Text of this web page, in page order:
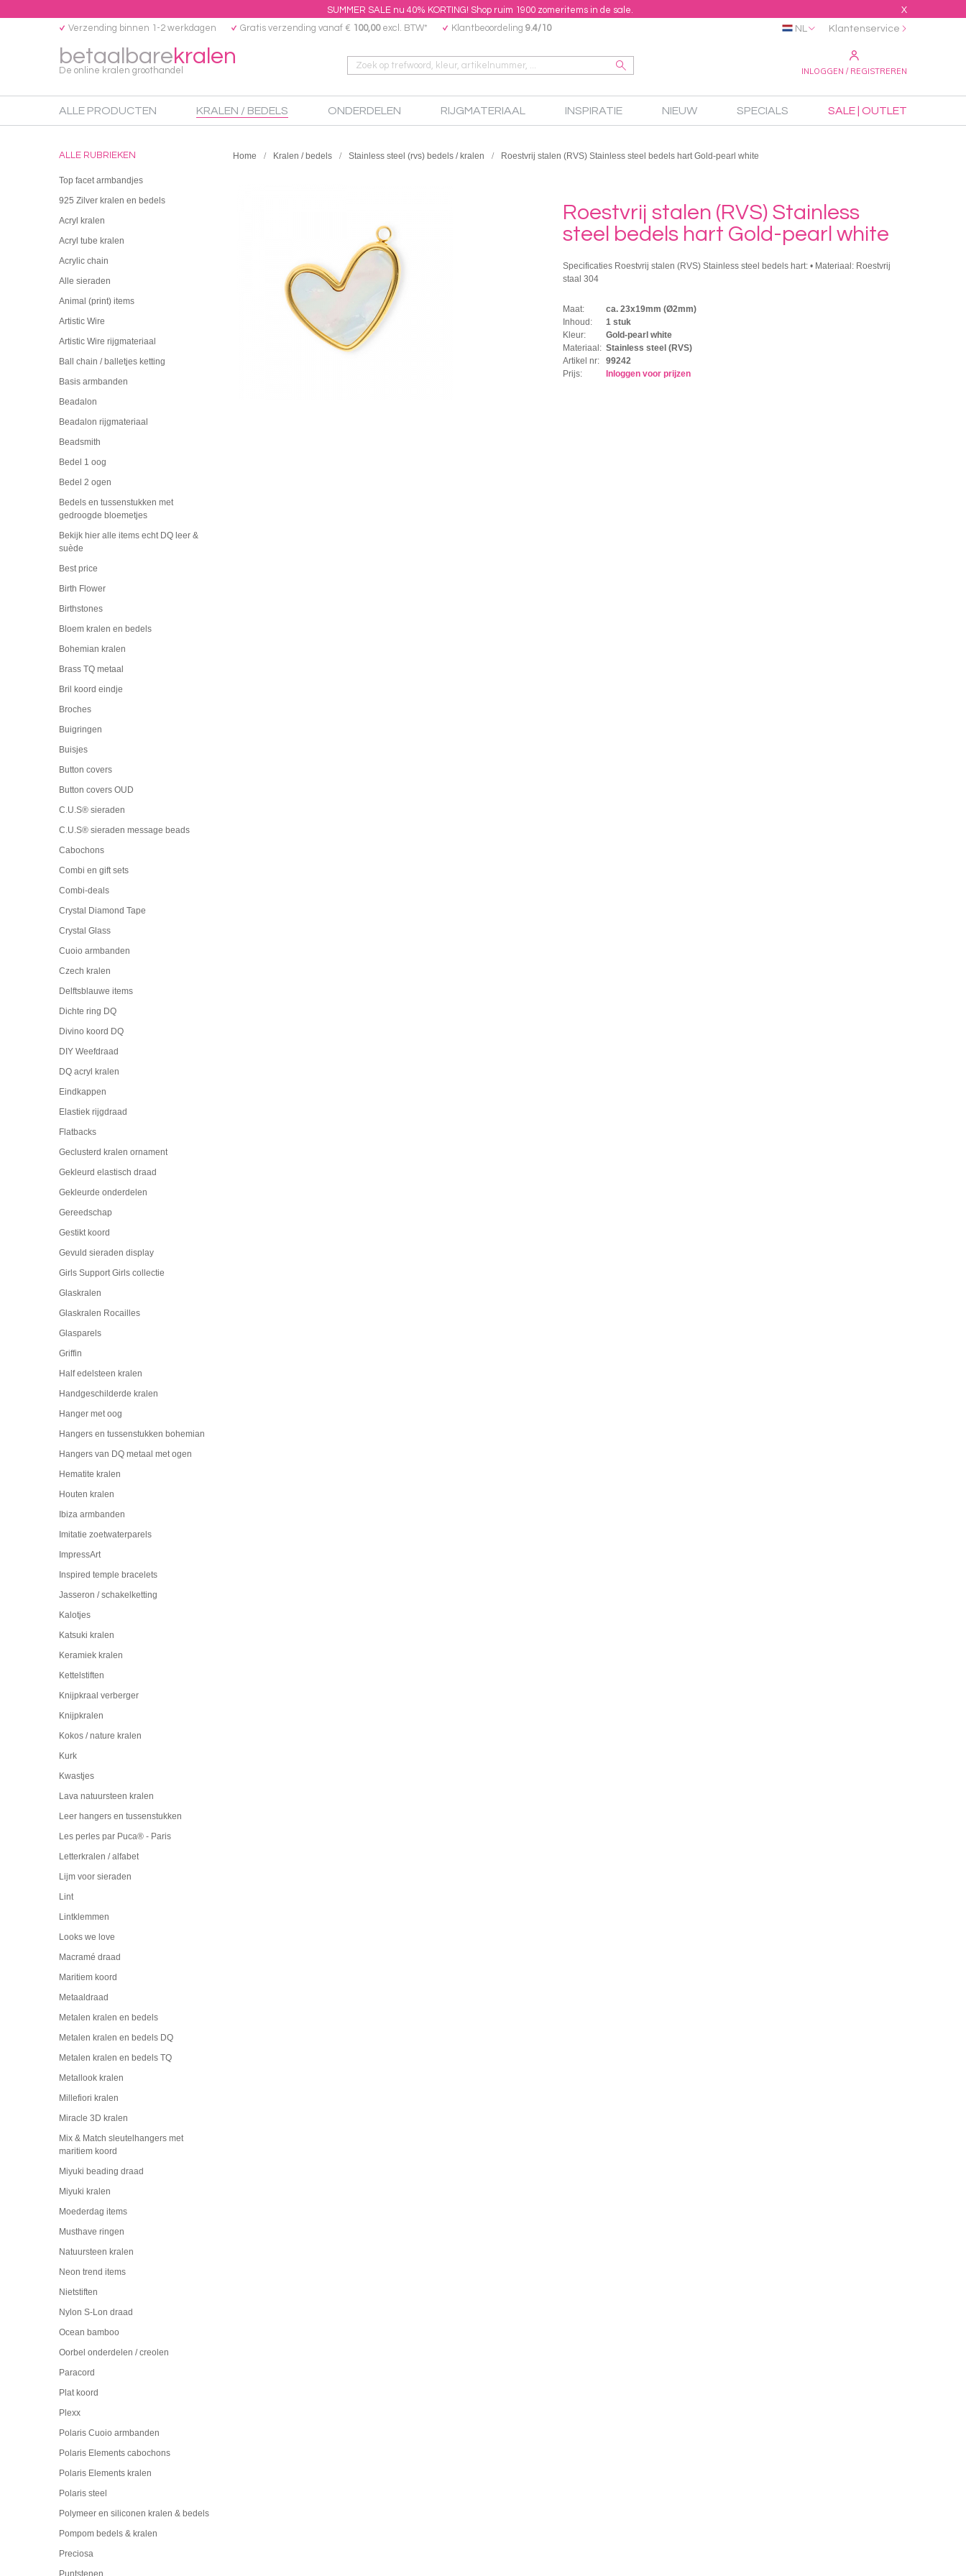
SUMMER SALE nu 40% KORTING! Shop ruim 1900 zomeritems in de sale. X
betaalbarekralen
De online kralen groothandel
Verzending binnen 1-2 werkdagen Gratis verzending vanaf € 100,00excl. BTW* Klantbeoordeling 9.4/10
INLOGGEN / REGISTREREN
NL Klantenservice
ALLE PRODUCTEN KRALEN / BEDELS ONDERDELEN RIJGMATERIAAL INSPIRATIE NIEUW SPECIALS SALE | OUTLET
ALLE RUBRIEKEN
Top facet armbandjes
925 Zilver kralen en bedels
Acryl kralen
Acryl tube kralen
Acrylic chain
Alle sieraden
Animal (print) items
Artistic Wire
Artistic Wire rijgmateriaal
Ball chain / balletjes ketting
Basis armbanden
Beadalon
Beadalon rijgmateriaal
Beadsmith
Bedel 1 oog
Bedel 2 ogen
Bedels en tussenstukken met
gedroogde bloemetjes
Bekijk hier alle items echt DQ leer &
suède
Best price
Birth Flower
Birthstones
Bloem kralen en bedels
Bohemian kralen
Brass TQ metaal
Bril koord eindje
Broches
Buigringen
Buisjes
Button covers
Button covers OUD
C.U.S® sieraden
C.U.S® sieraden message beads
Cabochons
Combi en gift sets
Combi-deals
Crystal Diamond Tape
Crystal Glass
Cuoio armbanden
Czech kralen
Delftsblauwe items
Dichte ring DQ
Divino koord DQ
DIY Weefdraad
DQ acryl kralen
Eindkappen
Elastiek rijgdraad
Flatbacks
Geclusterd kralen ornament
Gekleurd elastisch draad
Gekleurde onderdelen
Gereedschap
Gestikt koord
Gevuld sieraden display
Girls Support Girls collectie
Glaskralen
Glaskralen Rocailles
Glasparels
Griffin
Half edelsteen kralen
Handgeschilderde kralen
Hanger met oog
Hangers en tussenstukken bohemian
Hangers van DQ metaal met ogen
Hematite kralen
Houten kralen
Ibiza armbanden
Imitatie zoetwaterparels
ImpressArt
Inspired temple bracelets
Jasseron / schakelketting
Kalotjes
Katsuki kralen
Keramiek kralen
Kettelstiften
Knijpkraal verberger
Knijpkralen
Kokos / nature kralen
Kurk
Kwastjes
Lava natuursteen kralen
Leer hangers en tussenstukken
Les perles par Puca® - Paris
Letterkralen / alfabet
Lijm voor sieraden
Lint
Lintklemmen
Looks we love
Macramé draad
Maritiem koord
Metaaldraad
Metalen kralen en bedels
Metalen kralen en bedels DQ
Metalen kralen en bedels TQ
Metallook kralen
Millefiori kralen
Miracle 3D kralen
Mix & Match sleutelhangers met
maritiem koord
Miyuki beading draad
Miyuki kralen
Moederdag items
Musthave ringen
Natuursteen kralen
Neon trend items
Nietstiften
Nylon S-Lon draad
Ocean bamboo
Oorbel onderdelen / creolen
Paracord
Plat koord
Plexx
Polaris Cuoio armbanden
Polaris Elements cabochons
Polaris Elements kralen
Polaris steel
Polymeer en siliconen kralen & bedels
Pompom bedels & kralen
Preciosa
Puntstenen
Home Kralen / bedels Stainless steel (rvs) bedels / kralen Roestvrij stalen (RVS) Stainless steel bedels hart Gold-pearl white
Roestvrij stalen (RVS) Stainless
steel bedels hart Gold-pearl white
Specificaties Roestvrij stalen (RVS) Stainless steel bedels hart: • Materiaal: Roestvrij
staal 304
Maat:
ca. 23x19mm (Ø2mm)
Inhoud:
1 stuk
Kleur:
Gold-pearl white
Materiaal: Stainless steel (RVS)
Artikel nr:
99242
Prijs:
Inloggen voor prijzen